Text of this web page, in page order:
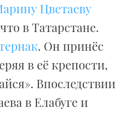
Цветаеву
в Татарстане.
. Он принёс
в её крепости,
Впоследствии
в Елабуге и